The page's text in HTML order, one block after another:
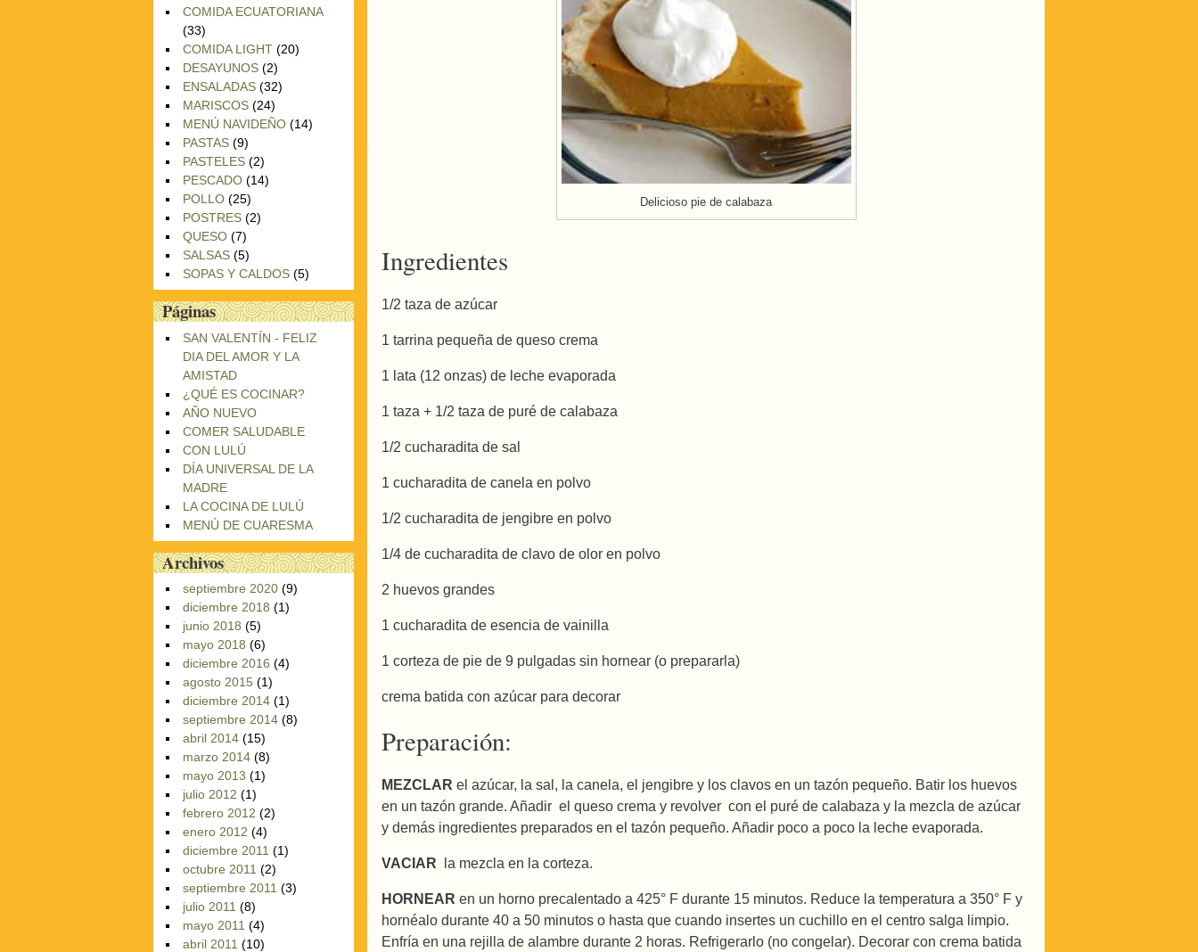
Delicioso pie de calabaza
Ingredientes
1/2 taza de azúcar
1 tarrina pequeña de queso crema
1 lata (12 onzas) de leche evaporada
1 taza + 1/2 taza de puré de calabaza
1/2 cucharadita de sal
1 cucharadita de canela en polvo
1/2 cucharadita de jengibre en polvo
1/4 de cucharadita de clavo de olor en polvo
2 huevos grandes
1 cucharadita de esencia de vainilla
1 corteza de pie de 9 pulgadas sin hornear (o prepararla)
crema batida con azúcar para decorar
Preparación:
MEZCLAR el azúcar, la sal, la canela, el jengibre y los clavos en un tazón pequeño. Batir los huevos
en un tazón grande. Añadir el queso crema y revolver con el puré de calabaza y la mezcla de azúcar
y demás ingredientes preparados en el tazón pequeño. Añadir poco a poco la leche evaporada.
VACIAR la mezcla en la corteza.
HORNEAR en un horno precalentado a 425° F durante 15 minutos. Reduce la temperatura a 350° F y
hornéalo durante 40 a 50 minutos o hasta que cuando insertes un cuchillo en el centro salga limpio.
Enfría en una rejilla de alambre durante 2 horas. Refrigerarlo (no congelar). Decorar con crema batida
COMIDA ECUATORIANA
(33)
COMIDA LIGHT (20)
DESAYUNOS (2)
ENSALADAS (32)
MARISCOS (24)
MENÚ NAVIDEÑO (14)
PASTAS (9)
PASTELES (2)
PESCADO (14)
POLLO (25)
POSTRES (2)
QUESO (7)
SALSAS (5)
SOPAS Y CALDOS (5)
Páginas
SAN VALENTÍN - FELIZ
DIA DEL AMOR Y LA
AMISTAD
¿QUÉ ES COCINAR?
AÑO NUEVO
COMER SALUDABLE
CON LULÚ
DÍA UNIVERSAL DE LA
MADRE
LA COCINA DE LULÚ
MENÚ DE CUARESMA
Archivos
septiembre 2020 (9)
diciembre 2018 (1)
junio 2018 (5)
mayo 2018 (6)
diciembre 2016 (4)
agosto 2015 (1)
diciembre 2014 (1)
septiembre 2014 (8)
abril 2014 (15)
marzo 2014 (8)
mayo 2013 (1)
julio 2012 (1)
febrero 2012 (2)
enero 2012 (4)
diciembre 2011 (1)
octubre 2011 (2)
septiembre 2011 (3)
julio 2011 (8)
mayo 2011 (4)
abril 2011 (10)